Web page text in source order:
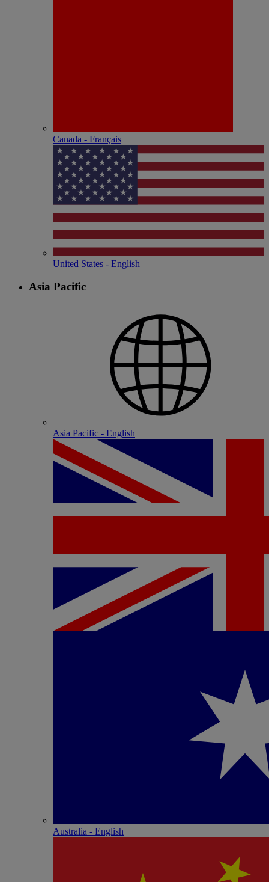
Canada - Français
United States - English
Asia Pacific
Asia Pacific - English
Australia - English